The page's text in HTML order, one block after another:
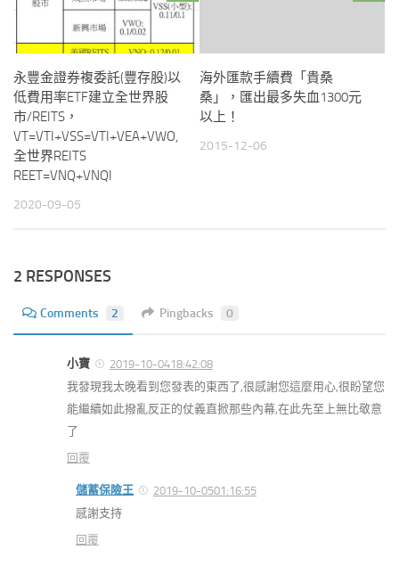
永豐金證券複委託(豐存股)以
低費用率ETF建立全世界股
市/REITS，
VT=VTI+VSS=VTI+VEA+VWO,
全世界REITS
REET=VNQ+VNQI
2020-09-05
海外匯款手續費「貴桑
桑」，匯出最多失血1300元
以上！
2015-12-06
2 RESPONSES
Comments 2 Pingbacks 0
小寶
2019-10-0418:42:08
我發現我太晚看到您發表的東西了,很感謝您這麼用心,很盼望您
能繼續如此撥亂反正的仗義直掀那些內幕,在此先至上無比敬意
了
回覆
儲蓄保險王
2019-10-0501:16:55
感謝支持
回覆